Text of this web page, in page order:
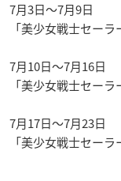
7月3日〜7月9日
「美少女戦士セー
7月10日〜7月16日
「美少女戦士セー
7月17日〜7月23日
「美少女戦士セー